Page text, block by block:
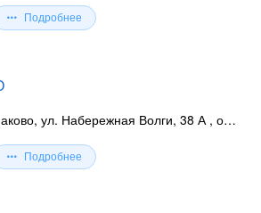
Подробнее
ул. Набережная Волги, 38 А , оф. 26
Подробнее